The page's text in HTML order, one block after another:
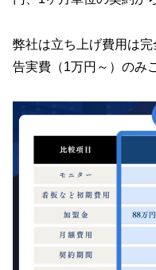
弊社は立ち上げ費用は
告実費（1万円～）のみ